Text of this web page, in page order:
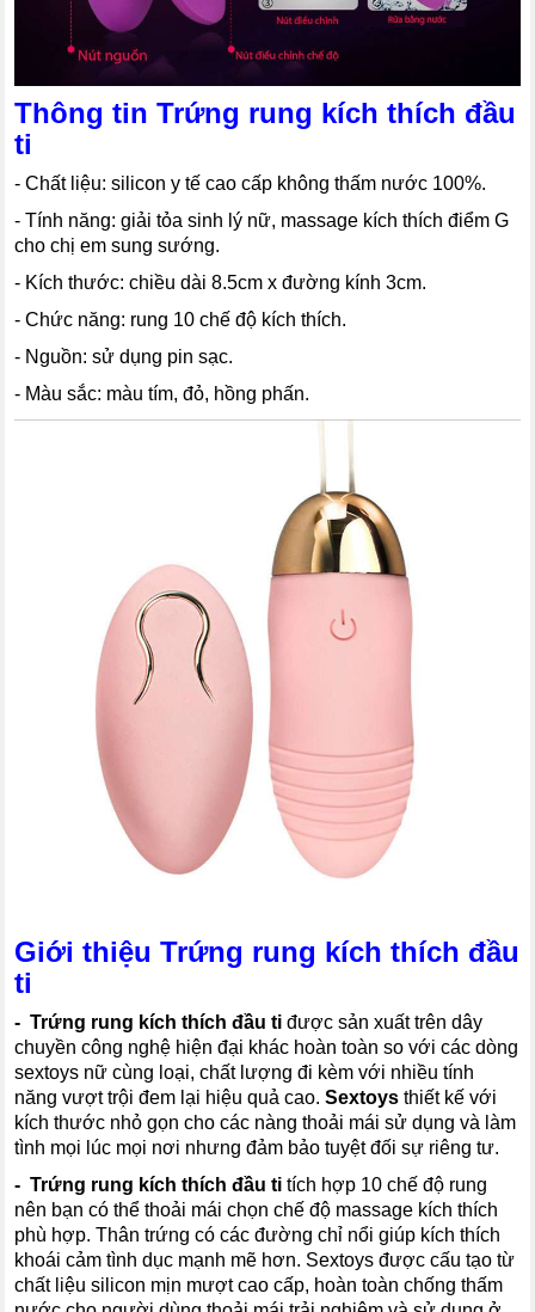
Thông tin Trứng rung kích thích đầu
ti
- Chất liệu: silicon y tế cao cấp không thấm nước 100%.
- Tính năng: giải tỏa sinh lý nữ, massage kích thích điểm G
cho chị em sung sướng.
- Kích thước: chiều dài 8.5cm x đường kính 3cm.
- Chức năng: rung 10 chế độ kích thích.
- Nguồn: sử dụng pin sạc.
- Màu sắc: màu tím, đỏ, hồng phấn.
Giới thiệu Trứng rung kích thích đầu
ti
- Trứng rung kích thích đầu ti được sản xuất trên dây
chuyền công nghệ hiện đại khác hoàn toàn so với các dòng
sextoys nữ cùng loại, chất lượng đi kèm với nhiều tính
năng vượt trội đem lại hiệu quả cao.Sextoys thiết kế với
kích thước nhỏ gọn cho các nàng thoải mái sử dụng và làm
tình mọi lúc mọi nơi nhưng đảm bảo tuyệt đối sự riêng tư.
- Trứng rung kích thích đầu ti tích hợp 10 chế độ rung
nên bạn có thể thoải mái chọn chế độ massage kích thích
phù hợp. Thân trứng có các đường chỉ nổi giúp kích thích
khoái cảm tình dục mạnh mẽ hơn. Sextoys được cấu tạo từ
chất liệu silicon mịn mượt cao cấp, hoàn toàn chống thấm